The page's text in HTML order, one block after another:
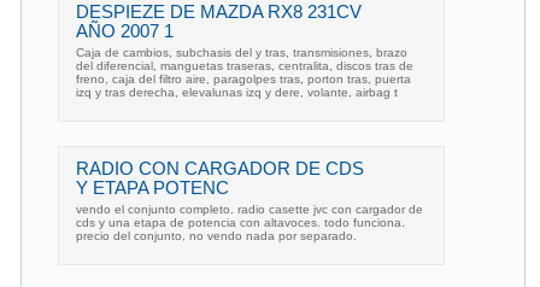
DESPIEZE DE MAZDA RX8 231CV
AÑO 2007 1
Caja de cambios, subchasis del y tras, transmisiones, brazo
del diferencial, manguetas traseras, centralita, discos tras de
freno, caja del filtro aire, paragolpes tras, porton tras, puerta
izq y tras derecha, elevalunas izq y dere, volante, airbag t
RADIO CON CARGADOR DE CDS
Y ETAPA POTENC
vendo el conjunto completo. radio casette jvc con cargador de
cds y una etapa de potencia con altavoces. todo funciona.
precio del conjunto, no vendo nada por separado.